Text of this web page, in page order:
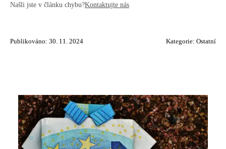
Našli jste v článku chybu?Kontaktujte nás
Publikováno: 30. 11. 2024 Kategorie: Ostatní